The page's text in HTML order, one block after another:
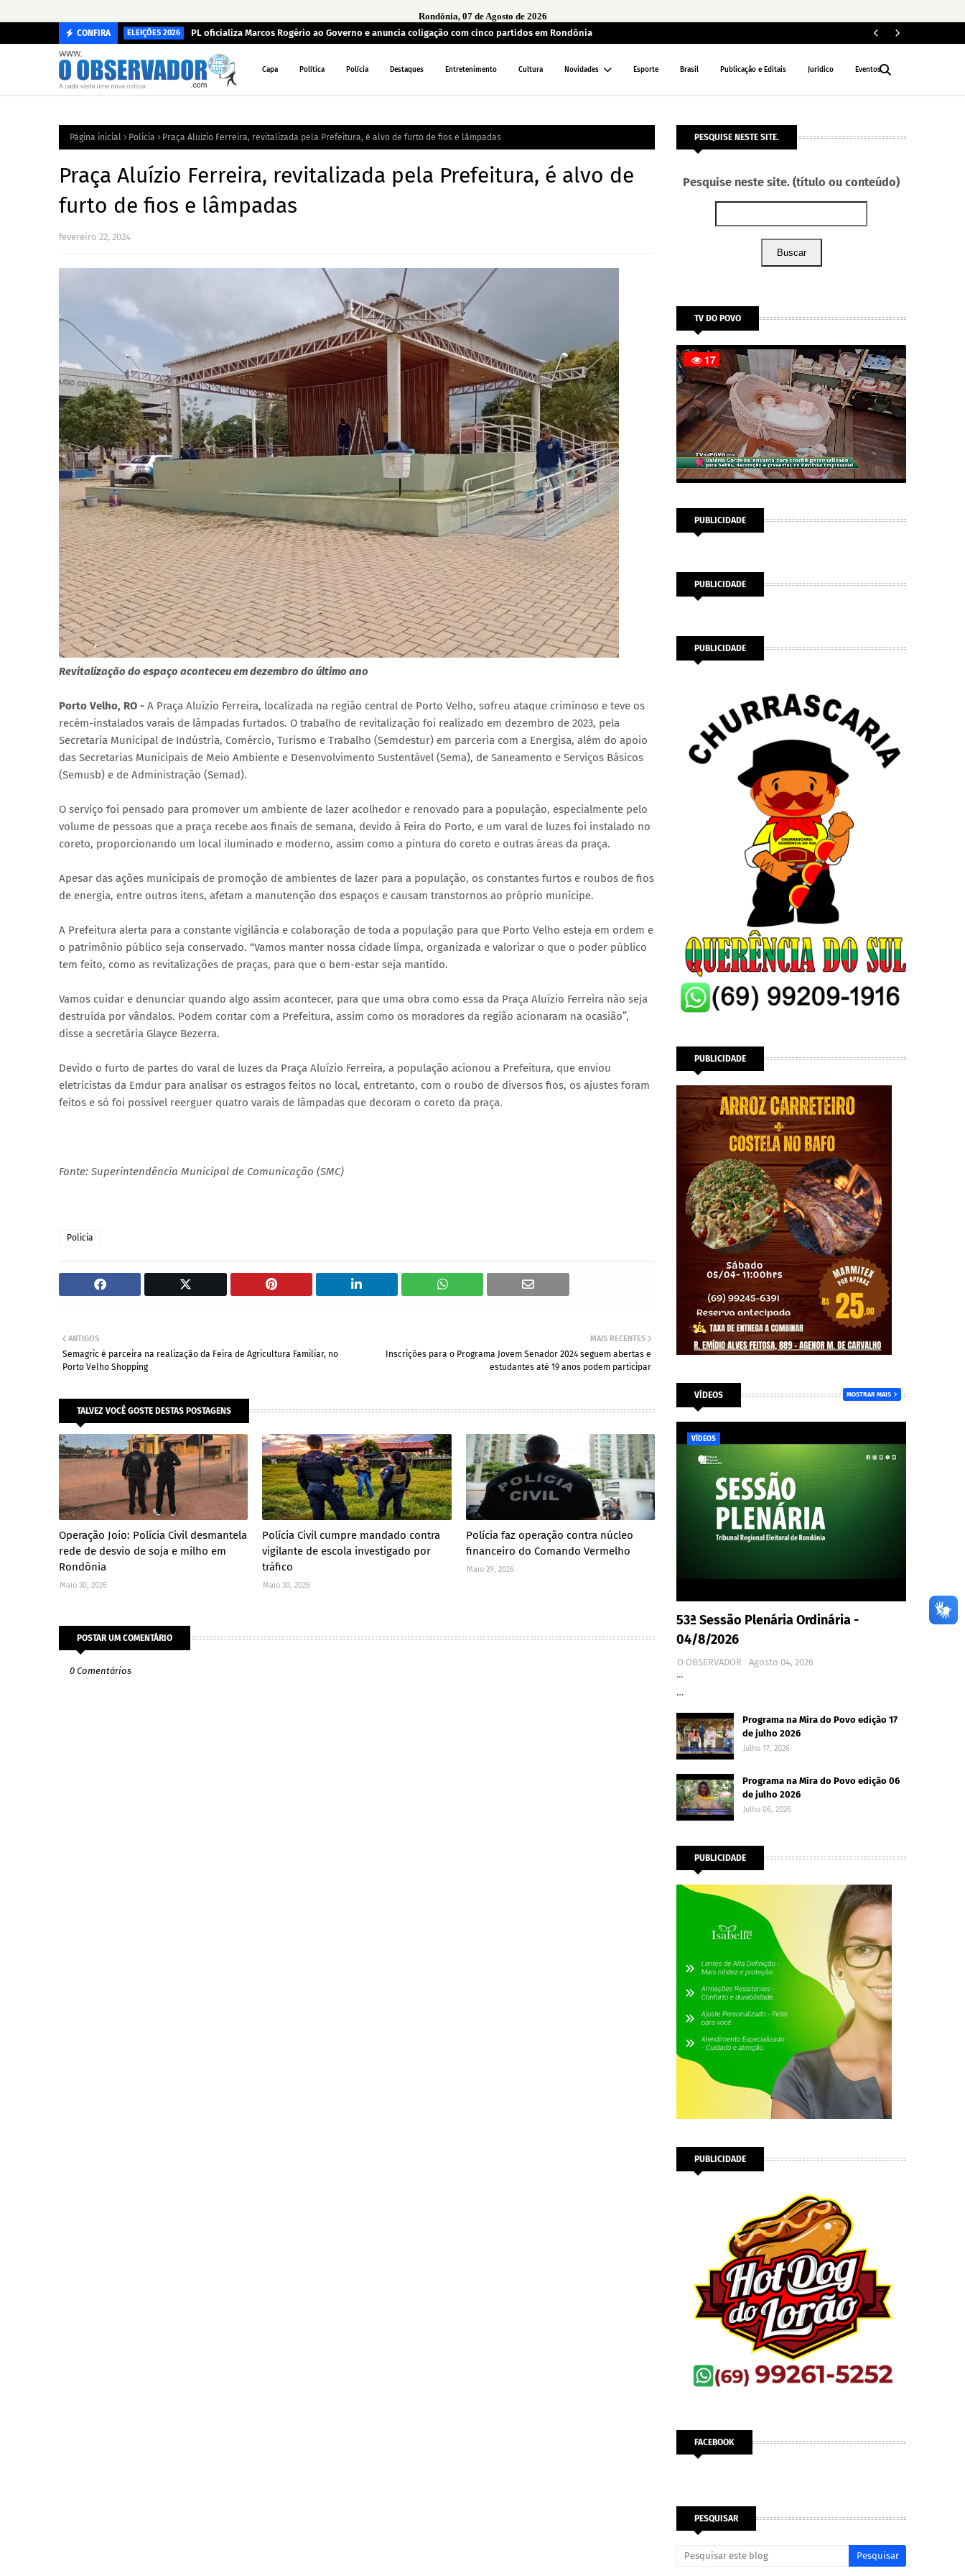
Rondônia, 07 de Agosto de 2026
CONFIRA ELEIÇÕES 2026 PL oficializa Marcos Rogério ao Governo e anuncia coligação com cinco partidos em Rondônia
Capa Política Polícia Destaques Entretenimento Cultura Novidades Esporte Brasil Publicação e Editais Jurídico Eventos
Página inicial Policia Praça Aluízio Ferreira, revitalizada pela Prefeitura, é alvo de furto de fios e lâmpadas
Praça Aluízio Ferreira, revitalizada pela Prefeitura, é alvo de
furto de fios e lâmpadas
fevereiro 22, 2024
Revitalização do espaço aconteceu em dezembro do último ano
Porto Velho, RO - A Praça Aluízio Ferreira, localizada na região central de Porto Velho, sofreu ataque criminoso e teve os
recém-instalados varais de lâmpadas furtados. O trabalho de revitalização foi realizado em dezembro de 2023, pela
Secretaria Municipal de Indústria, Comércio, Turismo e Trabalho (Semdestur) em parceria com a Energisa, além do apoio
das Secretarias Municipais de Meio Ambiente e Desenvolvimento Sustentável (Sema), de Saneamento e Serviços Básicos
(Semusb) e de Administração (Semad).
O serviço foi pensado para promover um ambiente de lazer acolhedor e renovado para a população, especialmente pelo
volume de pessoas que a praça recebe aos finais de semana, devido à Feira do Porto, e um varal de luzes foi instalado no
coreto, proporcionando um local iluminado e moderno, assim como a pintura do coreto e outras áreas da praça.
Apesar das ações municipais de promoção de ambientes de lazer para a população, os constantes furtos e roubos de fios
de energia, entre outros itens, afetam a manutenção dos espaços e causam transtornos ao próprio munícipe.
A Prefeitura alerta para a constante vigilância e colaboração de toda a população para que Porto Velho esteja em ordem e
o patrimônio público seja conservado. “Vamos manter nossa cidade limpa, organizada e valorizar o que o poder público
tem feito, como as revitalizações de praças, para que o bem-estar seja mantido.
Vamos cuidar e denunciar quando algo assim acontecer, para que uma obra como essa da Praça Aluízio Ferreira não seja
destruída por vândalos. Podem contar com a Prefeitura, assim como os moradores da região acionaram na ocasião”,
disse a secretária Glayce Bezerra.
Devido o furto de partes do varal de luzes da Praça Aluízio Ferreira, a população acionou a Prefeitura, que enviou
eletricistas da Emdur para analisar os estragos feitos no local, entretanto, com o roubo de diversos fios, os ajustes foram
feitos e só foi possível reerguer quatro varais de lâmpadas que decoram o coreto da praça.
Fonte: Superintendência Municipal de Comunicação (SMC)
Policia
MAIS RECENTES
Inscrições para o Programa Jovem Senador 2024 seguem abertas e
estudantes até 19 anos podem participar
ANTIGOS
Semagric é parceira na realização da Feira de Agricultura Familiar, no
Porto Velho Shopping
TALVEZ VOCÊ GOSTE DESTAS POSTAGENS
Operação Joio: Polícia Civil desmantela
rede de desvio de soja e milho em
Rondônia
Maio 30, 2026
Polícia Civil cumpre mandado contra
vigilante de escola investigado por
tráfico
Maio 30, 2026
Polícia faz operação contra núcleo
financeiro do Comando Vermelho
Maio 29, 2026
POSTAR UM COMENTÁRIO
0 Comentários
PESQUISE NESTE SITE.
Pesquise neste site. (título ou conteúdo)
Buscar
TV DO POVO
PUBLICIDADE
PUBLICIDADE
PUBLICIDADE
PUBLICIDADE
VÍDEOS MOSTRAR MAIS
VÍDEOS
53ª Sessão Plenária Ordinária -
04/8/2026
O OBSERVADOR
Agosto 04, 2026
…
…
Programa na Mira do Povo edição 17
de julho 2026
Julho 17, 2026
Programa na Mira do Povo edição 06
de julho 2026
Julho 06, 2026
PUBLICIDADE
PUBLICIDADE
FACEBOOK
PESQUISAR